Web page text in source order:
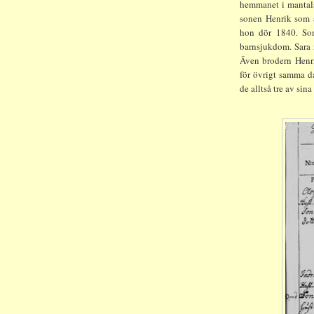
hemmanet i
sonen Henrik
hon dör 1840.
barnsjukdom.
Även brodern
för övrigt samma
de alltså tre av sina